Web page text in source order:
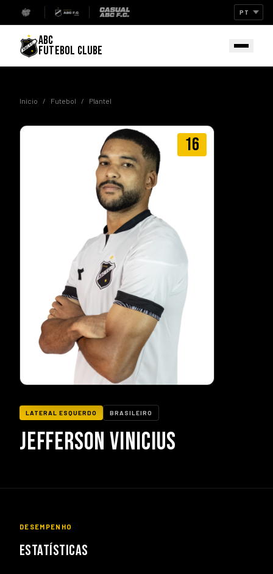
ABC
FUTEBOL CLUBE
Início / Futebol / Plantel
16
LATERAL ESQUERDO BRASILEIRO
JEFFERSON VINICIUS
DESEMPENHO
ESTATÍSTICAS